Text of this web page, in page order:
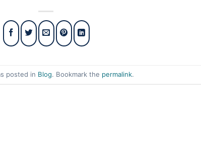
posted in Blog. Bookmark the permalink.